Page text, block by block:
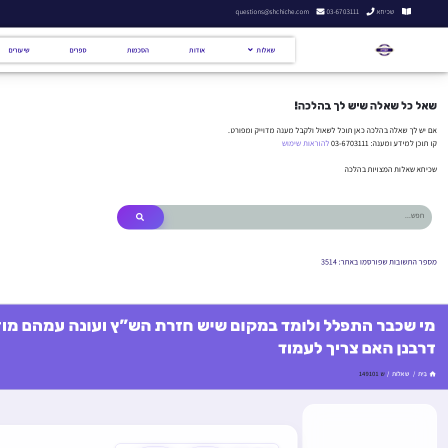
שכיחא 03-6703111
questions@shchiche.com
שאלות אודות הסכמות ספרים שיעורים
שאל כל שאלה שיש לך בהלכה!
אם יש לך שאלה בהלכה כאן תוכל לשאול ולקבל מענה מדוייק ומפורט.
קו תוכן למידע ומענה: 03-6703111
להוראות שימוש
שכיחא שאלות המצויות בהלכה
מספר התשובות שפורסמו באתר: 3514
מי שכבר התפלל ולומד במקום שיש חזרת הש”ץ ועונה עמהם
דרבנן האם צריך לעמוד
בַּיִת / שאלות / ש 149101